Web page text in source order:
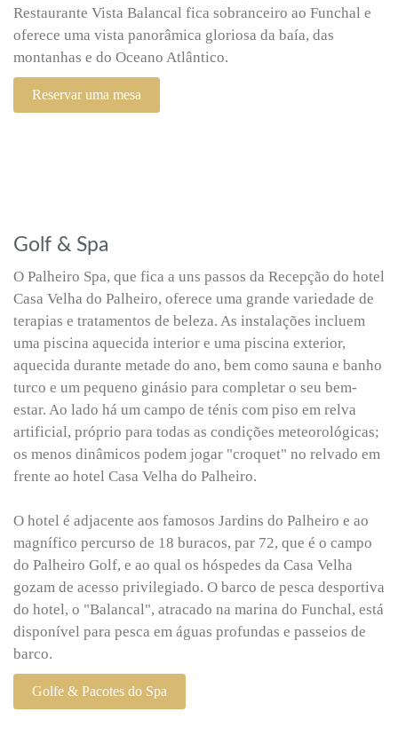
Restaurante Vista Balancal fica sobranceiro ao Funchal e
oferece uma vista panorâmica gloriosa da baía, das
montanhas e do Oceano Atlântico.
Reservar uma mesa
Golf & Spa
O Palheiro Spa, que fica a uns passos da Recepção do hotel
Casa Velha do Palheiro, oferece uma grande variedade de
terapias e tratamentos de beleza. As instalações incluem
uma piscina aquecida interior e uma piscina exterior,
aquecida durante metade do ano, bem como sauna e banho
turco e um pequeno ginásio para completar o seu bem-
estar. Ao lado há um campo de ténis com piso em relva
artificial, próprio para todas as condições meteorológicas;
os menos dinâmicos podem jogar "croquet" no relvado em
frente ao hotel Casa Velha do Palheiro.
O hotel é adjacente aos famosos Jardins do Palheiro e ao
magnífico percurso de 18 buracos, par 72, que é o campo
do Palheiro Golf, e ao qual os hóspedes da Casa Velha
gozam de acesso privilegiado. O barco de pesca desportiva
do hotel, o "Balancal", atracado na marina do Funchal, está
disponível para pesca em águas profundas e passeios de
barco.
Golfe & Pacotes do Spa